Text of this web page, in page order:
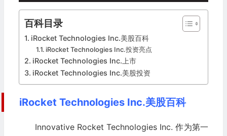
百科目录
iRocket Technologies Inc.美股百科
iRocket Technologies Inc.投资亮点
iRocket Technologies Inc.上市
iRocket Technologies Inc.美股投资
iRocket Technologies Inc.美股百科
Innovative Rocket Technologies Inc. 作为第一